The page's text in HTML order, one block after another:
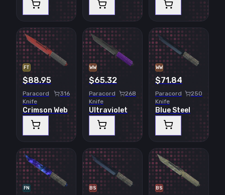
FT
$88.95
Paracord
Knife
316
Crimson Web
WW
$65.32
Paracord
Knife
268
Ultraviolet
WW
$71.84
Paracord
Knife
250
Blue Steel
FN BS BS